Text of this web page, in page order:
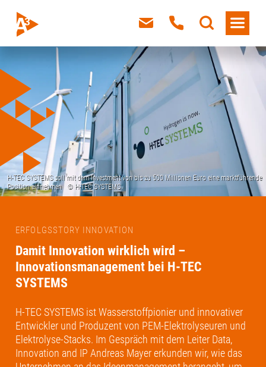
ERFOLGSSTORY INNOVATION
Damit Innovation wirklich wird –
Innovationsmanagement bei H-TEC
SYSTEMS
H-TEC SYSTEMS ist Wasserstoffpionier und innovativer
Entwickler und Produzent von PEM-Elektrolyseuren und
Elektrolyse-Stacks. Im Gespräch mit dem Leiter Data,
Innovation and IP Andreas Mayer erkunden wir, wie das